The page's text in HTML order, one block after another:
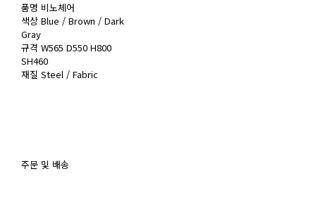
품명 비노체어
색상 Blue / Brown / Dark
Gray
규격 W565 D550 H800
SH460
재질 Steel / Fabric
주문 및 배송